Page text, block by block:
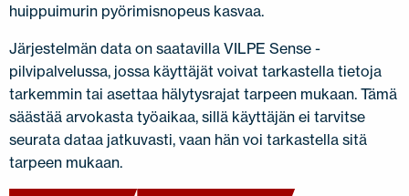
huippuimurin pyörimisnopeus kasvaa.
Järjestelmän data on saatavilla VILPE Sense -
pilvipalvelussa, jossa käyttäjät voivat tarkastella tietoja
tarkemmin tai asettaa hälytysrajat tarpeen mukaan. Tämä
säästää arvokasta työaikaa, sillä käyttäjän ei tarvitse
seurata dataa jatkuvasti, vaan hän voi tarkastella sitä
tarpeen mukaan.